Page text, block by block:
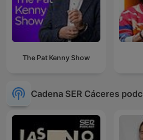
The Pat Kenny Show
Cadena SER Cáceres